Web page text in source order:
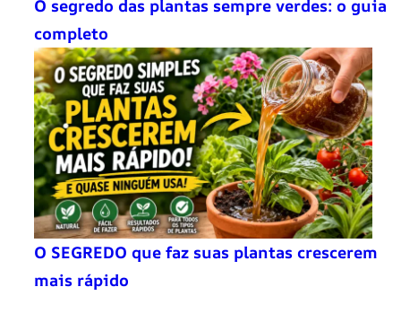
O segredo das plantas sempre verdes: o guia
completo
O SEGREDO que faz suas plantas crescerem
mais rápido